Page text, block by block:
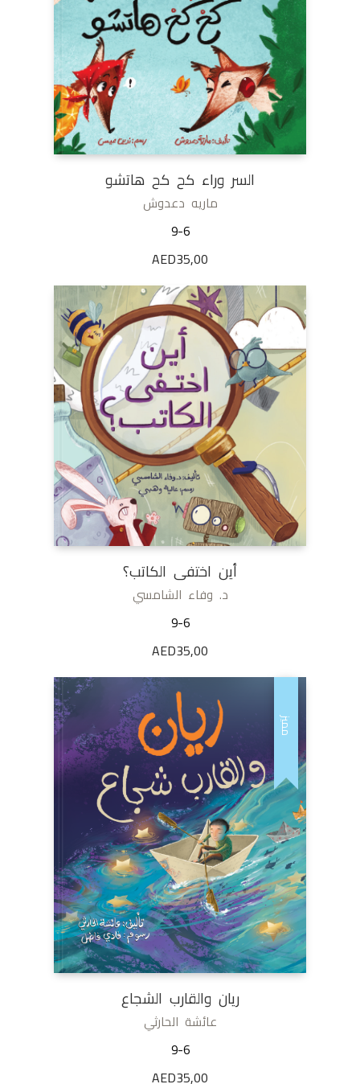
السر وراء كح كح هاتشو
ماريه دعدوش
9-6
AED35,00
أين اختفى الكاتب؟
د. وفاء الشامسي
9-6
AED35,00
مميز
ريان والقارب الشجاع
عائشة الحارثي
9-6
AED35,00